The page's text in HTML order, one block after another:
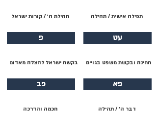
תפילה אישית / תהילה
עט
תחינה ובקשת משפט בגויים
פא
דבר ה׳ / תהילה
תהילת ה׳ / קורות ישראל
פ
בקשת ישראל להצלה מאדום
פב
חכמה והדרכה